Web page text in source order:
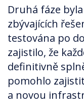
Druhá fáze
zbývajících
testována po
zajistilo, že
definitivně
pomohlo
a novou